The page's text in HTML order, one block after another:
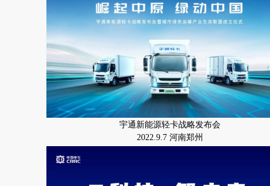
宇通新能源轻卡战略发布会
2022.9.7 河南郑州